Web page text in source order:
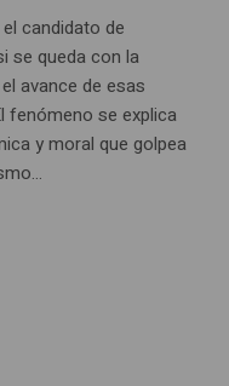
candidato de
se queda con la
avance de esas
fenómeno se explica
y moral que golpea